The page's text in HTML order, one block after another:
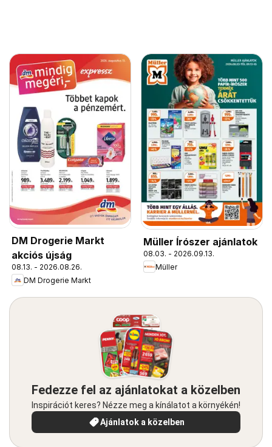
DM Drogerie Markt
akciós újság
08.13. - 2026.08.26.
DM Drogerie Markt
Müller Írószer ajánlatok
08.03. - 2026.09.13.
Müller
Fedezze fel az ajánlatokat a közelben
Inspirációt keres? Nézze meg a kínálatot a környékén!
Ajánlatok a közelben